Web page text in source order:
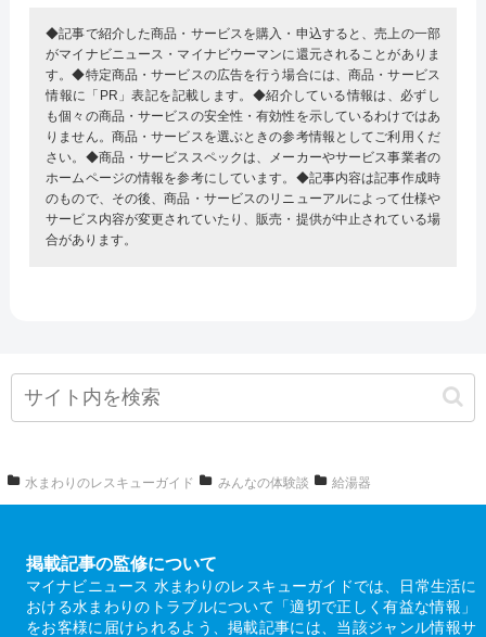
◆記事で紹介した商品・サービスを購入・申込すると、売上の一部
がマイナビニュース・マイナビウーマンに還元されることがありま
す。◆特定商品・サービスの広告を行う場合には、商品・サービス
情報に「PR」表記を記載します。◆紹介している情報は、必ずし
も個々の商品・サービスの安全性・有効性を示しているわけではあ
りません。商品・サービスを選ぶときの参考情報としてご利用くだ
さい。◆商品・サービススペックは、メーカーやサービス事業者の
ホームページの情報を参考にしています。◆記事内容は記事作成時
のもので、その後、商品・サービスのリニューアルによって仕様や
サービス内容が変更されていたり、販売・提供が中止されている場
合があります。
水まわりのレスキューガイド みんなの体験談 給湯器
掲載記事の監修について
マイナビニュース 水まわりのレスキューガイドでは、日常生活に
おける水まわりのトラブルについて「適切で正しく有益な情報」
をお客様に届けられるよう、掲載記事には、当該ジャンル情報サ